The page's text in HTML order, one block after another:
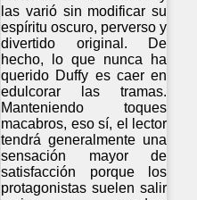
las varió sin modificar su
espíritu oscuro, perverso y
divertido original. De
hecho, lo que nunca ha
querido Duffy es caer en
edulcorar las tramas.
Manteniendo toques
macabros, eso sí, el lector
tendrá generalmente una
sensación mayor de
satisfacción porque los
protagonistas suelen salir